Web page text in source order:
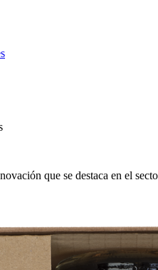
que se destaca en el